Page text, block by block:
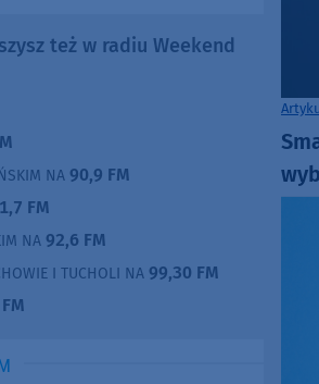
też w radiu Weekend
NA 90,9 FM
FM
NA 92,6 FM
I TUCHOLI NA 99,30 FM